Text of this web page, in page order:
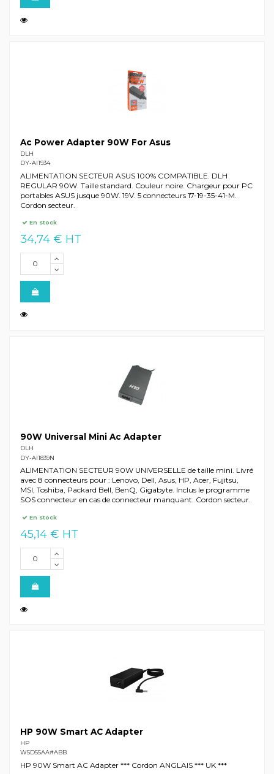
Ac Power Adapter 90W For Asus
DLH
DY-AI1934
ALIMENTATION SECTEUR ASUS 100% COMPATIBLE. DLH
REGULAR 90W. Taille standard. Couleur noire. Chargeur pour PC
portables ASUS jusque 90W. 19V. 5 connecteurs 17-19-35-41-M.
Cordon secteur.
En stock
34,74 € HT
90W Universal Mini Ac Adapter
DLH
DY-AI1839N
ALIMENTATION SECTEUR 90W UNIVERSELLE de taille mini. Livré
avec 8 connecteurs pour : Lenovo, Dell, Asus, HP, Acer, Fujitsu,
MSI, Toshiba, Packard Bell, BenQ, Gigabyte. Inclus le programme
SOS connecteur en cas de connecteur manquant. Cordon secteur.
En stock
45,14 € HT
HP 90W Smart AC Adapter
HP
W5D55AA#ABB
HP 90W Smart AC Adapter *** Cordon ANGLAIS *** UK ***